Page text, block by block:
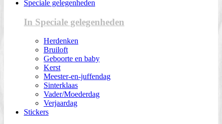
Speciale gelegenheden
In Speciale gelegenheden
Herdenken
Bruiloft
Geboorte en baby
Kerst
Meester-en-juffendag
Sinterklaas
Vader/Moederdag
Verjaardag
Stickers